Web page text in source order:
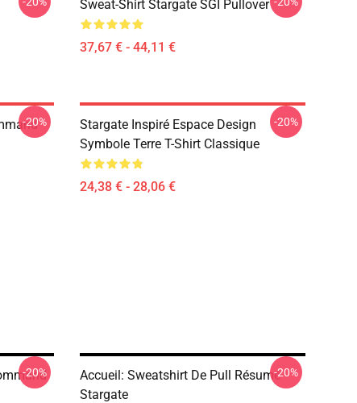
Sweat-Shirt Stargate SGI Pullover
37,67 € - 44,11 €
-20%
Stargate Inspiré Espace Design
Symbole Terre T-Shirt Classique
24,38 € - 28,06 €
-20%
-20%
Accueil: Sweatshirt De Pull Résumé
Stargate
-20%